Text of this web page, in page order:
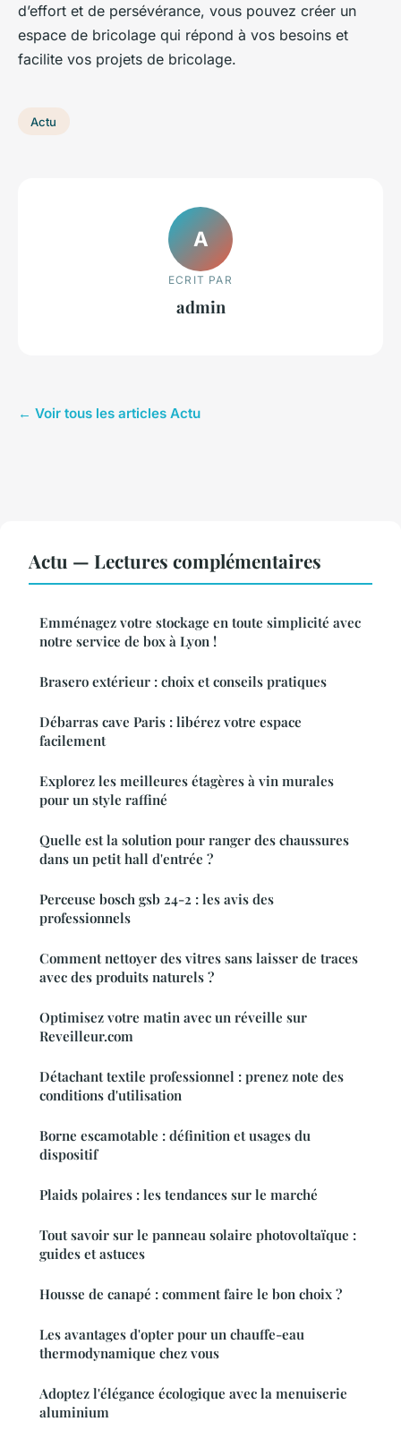
d’effort et de persévérance, vous pouvez créer un
espace de bricolage qui répond à vos besoins et
facilite vos projets de bricolage.
Actu
A
ECRIT PAR
admin
← Voir tous les articles Actu
Actu — Lectures complémentaires
Emménagez votre stockage en toute simplicité avec
notre service de box à Lyon !
Brasero extérieur : choix et conseils pratiques
Débarras cave Paris : libérez votre espace
facilement
Explorez les meilleures étagères à vin murales
pour un style raffiné
Quelle est la solution pour ranger des chaussures
dans un petit hall d'entrée ?
Perceuse bosch gsb 24-2 : les avis des
professionnels
Comment nettoyer des vitres sans laisser de traces
avec des produits naturels ?
Optimisez votre matin avec un réveille sur
Reveilleur.com
Détachant textile professionnel : prenez note des
conditions d'utilisation
Borne escamotable : définition et usages du
dispositif
Plaids polaires : les tendances sur le marché
Tout savoir sur le panneau solaire photovoltaïque :
guides et astuces
Housse de canapé : comment faire le bon choix ?
Les avantages d'opter pour un chauffe-eau
thermodynamique chez vous
Adoptez l'élégance écologique avec la menuiserie
aluminium